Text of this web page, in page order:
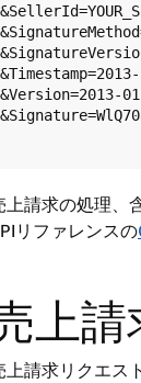
&Version=2013-
上請求の処理、
リファレンスの
上請
上請求リクエス